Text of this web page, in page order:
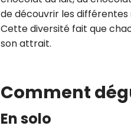
de découvrir les différentes
Cette diversité fait que
son attrait.
Comment
En solo